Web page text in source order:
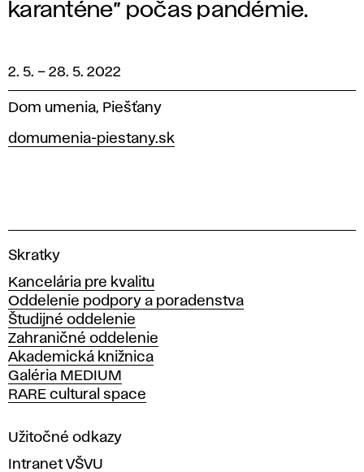
karanténe” počas pandémie.
2. 5. – 28. 5. 2022
Dom umenia, Piešťany
domumenia-piestany.sk
V
s
o
k
á
š
k
o
a
Skratky
Kancelária pre kvalitu
Oddelenie podpory a poradenstva
Študijné oddelenie
Zahraničné oddelenie
Akademická knižnica
Galéria MEDIUM
RARE cultural space
Užitočné odkazy
Intranet VŠVU